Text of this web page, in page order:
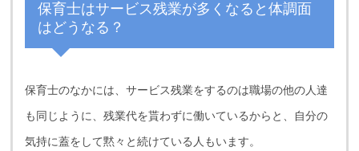
保育士はサービス残業が多くなると体調面
はどうなる？
保育士のなかには、サービス残業をするのは職場の他の人達
も同じように、残業代を貰わずに働いているからと、自分の
気持に蓋をして黙々と続けている人もいます。